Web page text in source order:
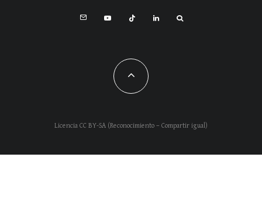
Licencia CC BY-SA (Reconocimiento – Compartir igual)